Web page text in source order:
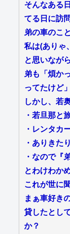
そんなある
てる日に訪問
弟の車のこ
私は(ありゃ
と思いなが
弟も「煩か
ってたけど
しかし、若
・若旦那と
・レンタカ
・ありきた
・なので『
とわけわか
これが世に
まぁ車好き
貸したとし
か？